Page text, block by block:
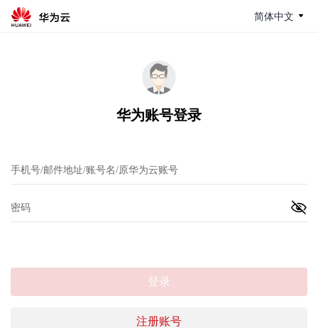
简体中文
华为账号登录
注册账号
登录